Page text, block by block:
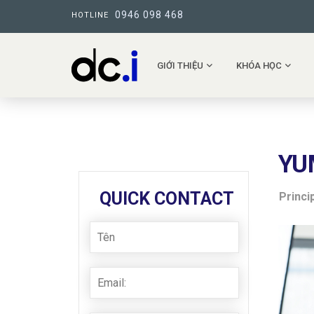
HOTLINE 0946 098 468
GIỚI THIỆU KHÓA HỌC
QUICK CONTACT